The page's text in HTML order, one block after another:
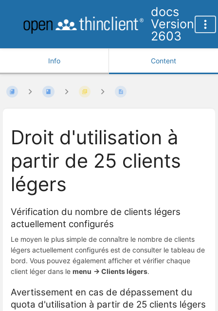
docs
Version
2603
Info Content
Droit d'utilisation à
partir de 25 clients
légers
Vérification du nombre de clients légers
actuellement configurés
Le moyen le plus simple de connaître le nombre de clients
légers actuellement configurés est de consulter le tableau de
bord. Vous pouvez également afficher et vérifier chaque
client léger dans le menu → Clients légers.
Avertissement en cas de dépassement du
quota d'utilisation à partir de 25 clients légers